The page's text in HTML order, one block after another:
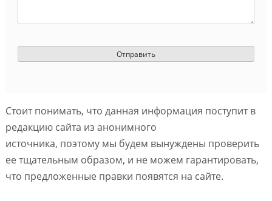
Стоит понимать, что данная информация поступит в
редакцию сайта из анонимного
источника, поэтому мы будем вынуждены проверить
ее тщательным образом, и не можем гарантировать,
что предложенные правки появятся на сайте.